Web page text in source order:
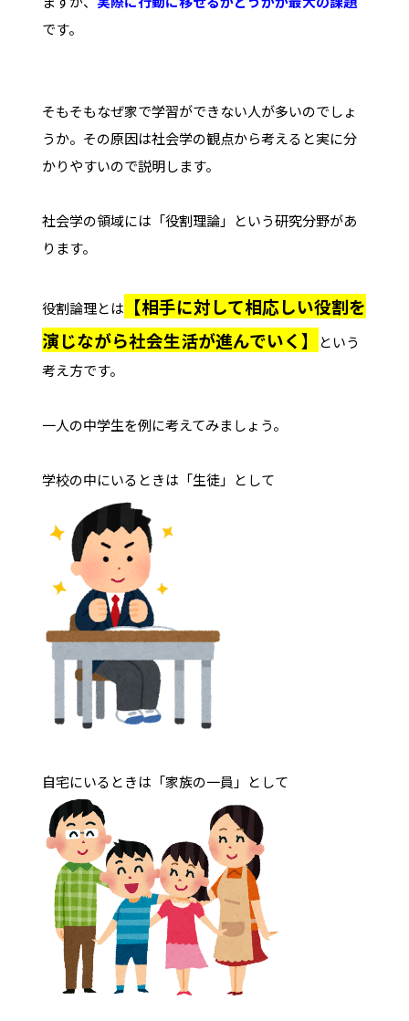
です。
そもそもなぜ家で学習ができない人が多いのでしょ
うか。その原因は社会学の観点から考えると実に分
かりやすいので説明します。
社会学の領域には「役割理論」という研究分野があ
ります。
役割論理とは
【相手に対して相応しい役割を
演じながら社会生活が進んでいく】
という
考え方です。
一人の中学生を例に考えてみましょう。
学校の中にいるときは「生徒」として
自宅にいるときは「家族の一員」として